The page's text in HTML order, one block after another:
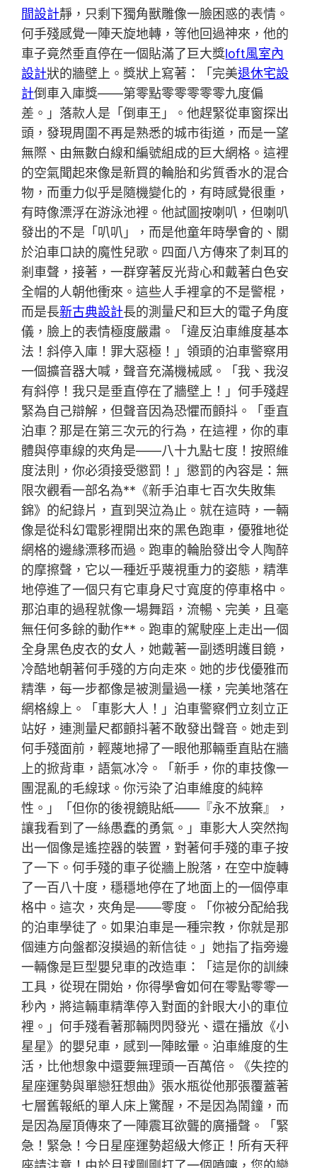
間設計靜，只剩下獨角獸雕像一臉困惑的表情。
何手殘感覺一陣天旋地轉，等他回過神來，他的
車子竟然垂直停在一個貼滿了巨大獎loft風室內
設計狀的牆壁上。獎狀上寫著：「完美退休宅設
計倒車入庫獎——第零點零零零零零九度偏
差。」落款人是「倒車王」。他趕緊從車窗探出
頭，發現周圍不再是熟悉的城市街道，而是一望
無際、由無數白線和編號組成的巨大網格。這裡
的空氣聞起來像是新買的輪胎和劣質香水的混合
物，而重力似乎是隨機變化的，有時感覺很重，
有時像漂浮在游泳池裡。他試圖按喇叭，但喇叭
發出的不是「叭叭」，而是他童年時學會的、關
於泊車口訣的魔性兒歌。四面八方傳來了刺耳的
剎車聲，接著，一群穿著反光背心和戴著白色安
全帽的人朝他衝來。這些人手裡拿的不是警棍，
而是長新古典設計長的測量尺和巨大的電子角度
儀，臉上的表情極度嚴肅。「違反泊車維度基本
法！斜停入庫！罪大惡極！」領頭的泊車警察用
一個擴音器大喊，聲音充滿機械感。「我、我沒
有斜停！我只是垂直停在了牆壁上！」何手殘趕
緊為自己辯解，但聲音因為恐懼而顫抖。「垂直
泊車？那是在第三次元的行為，在這裡，你的車
體與停車線的夾角是——八十九點七度！按照維
度法則，你必須接受懲罰！」懲罰的內容是：無
限次觀看一部名為**《新手泊車七百次失敗集
錦》的紀錄片，直到哭泣為止。就在這時，一輛
像是從科幻電影裡開出來的黑色跑車，優雅地從
網格的邊緣漂移而過。跑車的輪胎發出令人陶醉
的摩擦聲，它以一種近乎蔑視重力的姿態，精準
地停進了一個只有它車身尺寸寬度的停車格中。
那泊車的過程就像一場舞蹈，流暢、完美，且毫
無任何多餘的動作**。跑車的駕駛座上走出一個
全身黑色皮衣的女人，她戴著一副透明護目鏡，
冷酷地朝著何手殘的方向走來。她的步伐優雅而
精準，每一步都像是被測量過一樣，完美地落在
網格線上。「車影大人！」泊車警察們立刻立正
站好，連測量尺都顫抖著不敢發出聲音。她走到
何手殘面前，輕蔑地掃了一眼他那輛垂直貼在牆
上的掀背車，語氣冰冷。「新手，你的車技像一
團混亂的毛線球。你污染了泊車維度的純粹
性。」「但你的後視鏡貼紙——『永不放棄』，
讓我看到了一絲愚蠢的勇氣。」車影大人突然掏
出一個像是遙控器的裝置，對著何手殘的車子按
了一下。何手殘的車子從牆上脫落，在空中旋轉
了一百八十度，穩穩地停在了地面上的一個停車
格中。這次，夾角是——零度。「你被分配給我
的泊車學徒了。如果泊車是一種宗教，你就是那
個連方向盤都沒摸過的新信徒。」她指了指旁邊
一輛像是巨型嬰兒車的改造車：「這是你的訓練
工具，從現在開始，你得學會如何在零點零零一
秒內，將這輛車精準停入對面的針眼大小的車位
裡。」何手殘看著那輛閃閃發光、還在播放《小
星星》的嬰兒車，感到一陣眩暈。泊車維度的生
活，比他想象中還要無理頭一百萬倍。《失控的
星座運勢與單戀狂想曲》張水瓶從他那張覆蓋著
七層舊報紙的單人床上驚醒，不是因為鬧鐘，而
是因為屋頂傳來了一陣震耳欲聾的廣播聲。「緊
急！緊急！今日星座運勢超級大修正！所有天秤